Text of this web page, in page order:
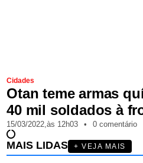
Cidades
Otan teme armas
40 mil soldados à
15/03/2022,às 12h03 • 0 comentário
MAIS LIDAS + VEJA MAIS